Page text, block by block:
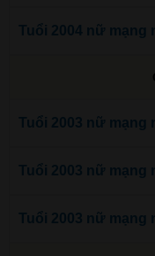
Tuổi 2004 nữ mạng
Tuổi 2003 nữ mạng
Tuổi 2003 nữ mạng
Tuổi 2003 nữ mạng